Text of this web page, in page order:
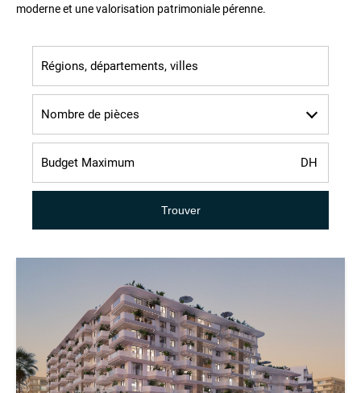
moderne et une valorisation patrimoniale pérenne.
Nombre de pièces
Trouver